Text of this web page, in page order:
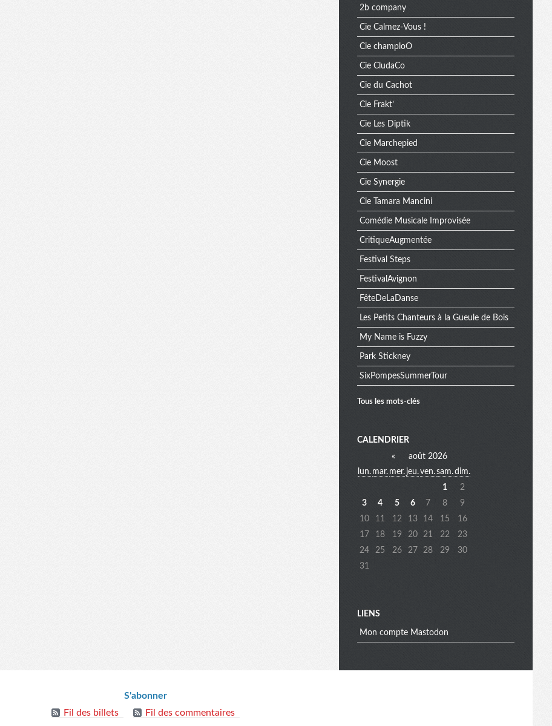
2b company
Cie Calmez-Vous !
Cie champloO
Cie CludaCo
Cie du Cachot
Cie Frakt’
Cie Les Diptik
Cie Marchepied
Cie Moost
Cie Synergie
Cie Tamara Mancini
Comédie Musicale Improvisée
CritiqueAugmentée
Festival Steps
FestivalAvignon
FêteDeLaDanse
Les Petits Chanteurs à la Gueule de Bois
My Name is Fuzzy
Park Stickney
SixPompesSummerTour
Tous les mots-clés
M
e
n
u
e
x
CALENDRIER
«
août 2026
lun. mar. mer. jeu.ven.sam.dim.
1
2
3
4 5 6 7 8
9
10
11 12 13 14 15
16
17
18 19 20 21 22
23
24
25 26 27 28 29
30
31
LIENS
Mon compte Mastodon
S'abonner
Fil des billets
Fil des commentaires